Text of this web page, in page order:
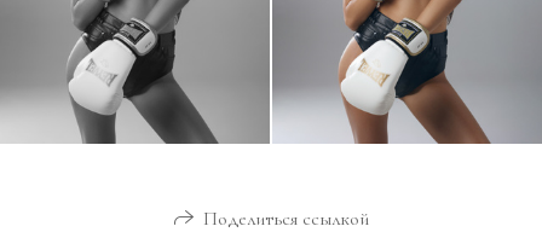
Поделиться ссылкой